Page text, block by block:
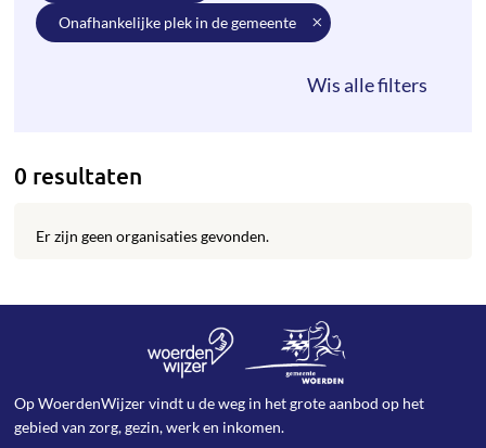
onafhankelijke plek in de gemeente
0 resultaten
Er zijn geen organisaties gevonden.
Op WoerdenWijzer vindt u de weg in het grote aanbod op het
gebied van zorg, gezin, werk en inkomen.